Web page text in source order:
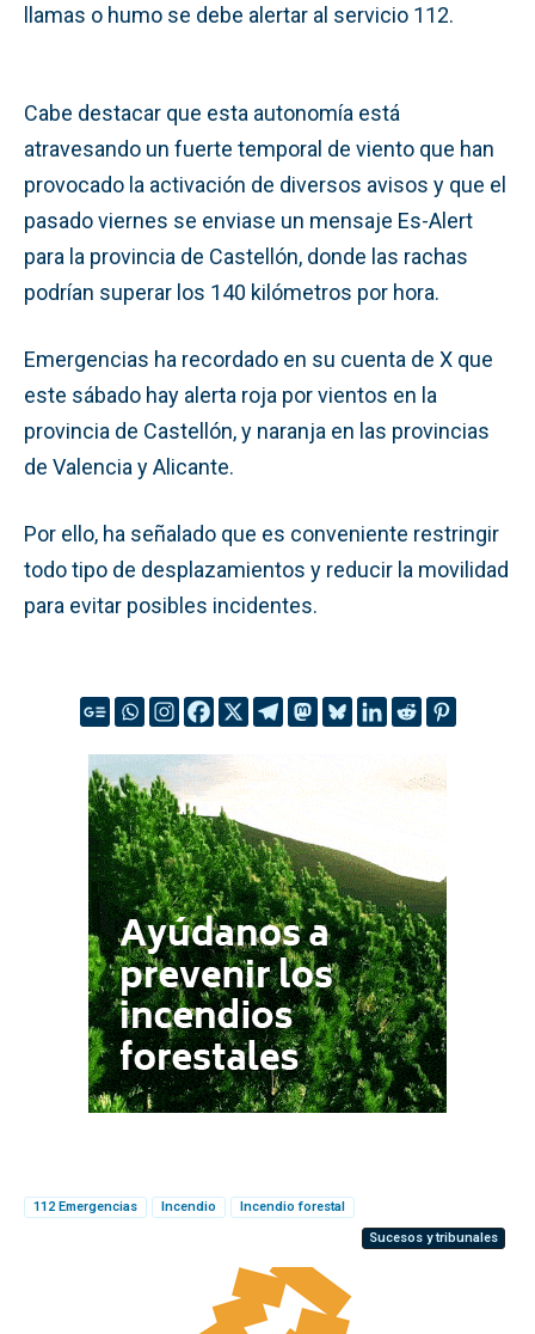
llamas o humo se debe alertar al servicio 112.
Cabe destacar que esta autonomía está
atravesando un fuerte temporal de viento que han
provocado la activación de diversos avisos y que el
pasado viernes se enviase un mensaje Es-Alert
para la provincia de Castellón, donde las rachas
podrían superar los 140 kilómetros por hora.
Emergencias ha recordado en su cuenta de X que
este sábado hay alerta roja por vientos en la
provincia de Castellón, y naranja en las provincias
de Valencia y Alicante.
Por ello, ha señalado que es conveniente restringir
todo tipo de desplazamientos y reducir la movilidad
para evitar posibles incidentes.
112 Emergencias Incendio
Incendio forestal
Sucesos y tribunales